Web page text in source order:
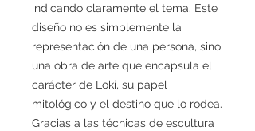
indicando claramente el tema. Este
diseño no es simplemente la
representación de una persona, sino
una obra de arte que encapsula el
carácter de Loki, su papel
mitológico y el destino que lo rodea.
Gracias a las técnicas de escultura